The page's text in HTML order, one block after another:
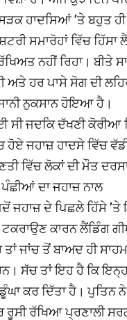
ਹਾਦਸਿਆਂ ’ਤੇ ਬਹੁਤ ਹੀ
ਸਮਾਰੋਹਾਂ ਵਿੱਚ ਹਿੱਸਾ
ਨਹੀਂ ਰਿਹਾ। ਬੀਤੇ
ਹਰ ਪਾਸੇ ਸੋਗ ਦੀ
ਨੁਕਸਾਨ ਹੋਇਆ ਹੈ।
ਸੀ ਜਦਕਿ ਦੱਖਣੀ ਕੋਰੀਆ
ਜਹਾਜ਼ ਹਾਦਸੇ ਵਿੱਚ
ਵਿੱਚ ਲੋਕਾਂ ਦੀ ਮੌਤ
ਦਾ ਜਹਾਜ਼ ਨਾਲ
ਜਹਾਜ਼ ਦੇ ਪਿਛਲੇ ਹਿੱਸੇ
ਕਾਰਨ ਲੈਂਡਿੰਗ
ਜਾਂਚ ਤੋਂ ਬਾਅਦ ਹੀ
ਸੱਚ ਤਾਂ ਇਹ ਹੈ ਕਿ
ਕਰ ਦਿੱਤਾ ਹੈ। ਪੁਤਿਨ ਨੇ
ਰੂਸੀ ਰੱਖਿਆ ਪ੍ਰਣਾਲੀ